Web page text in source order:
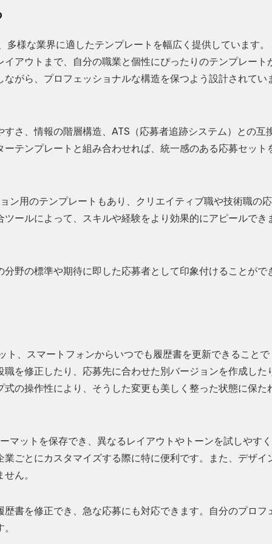
様な業界に適したテンプレートを幅広く提供しています。
アウトまで、自分の職業と個性にぴったりのテンプレート
がら、プロフェッショナルな構造を保つよう設計されてい
さ、情報の階層構造、ATS（応募者追跡システム）との互
テンプレートと組み合わせれば、統一感のある応募セット
ン用のテンプレートもあり、クリエイティブ職や技術職の
ールによって、スキルや経験をより効果的にアピールでき
野の標準や期待に即した応募者として印象付けることがで
、スマートフォンからいつでも履歴書を更新できることで
を修正したり、応募先に合わせた別バージョンを作成した
の操作性により、そうした変更も美しく整った状態に保た
マットを保存でき、異なるレイアウトやトーンを試しやす
ごとにカスタマイズする際に特に便利です。また、デザイ
ん。
書を修正でき、急な応募にも対応できます。自分のプロフ